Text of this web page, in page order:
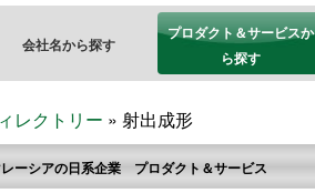
会社名から探す
プロダクト＆サービスか
ら探す
レクトリー » 射出成形
ーシアの日系企業 プロダクト＆サービス